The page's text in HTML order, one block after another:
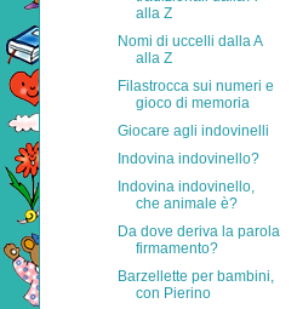
alla Z
Nomi di uccelli dalla A
alla Z
Filastrocca sui numeri e
gioco di memoria
Giocare agli indovinelli
Indovina indovinello?
Indovina indovinello,
che animale è?
Da dove deriva la parola
firmamento?
Barzellette per bambini,
con Pierino